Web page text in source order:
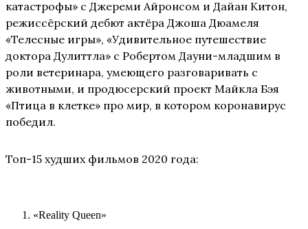
катастрофы» с Джереми Айронсом и Дайан Китон,
режиссёрский дебют актёра Джоша Дюамеля
«Телесные игры», «Удивительное путешествие
доктора Дулиттла» с Робертом Дауни-младшим в
роли ветеринара, умеющего разговаривать с
животными, и продюсерский проект Майкла Бэя
«Птица в клетке» про мир, в котором коронавирус
победил.
Топ-15 худших фильмов 2020 года:
«Reality Queen»